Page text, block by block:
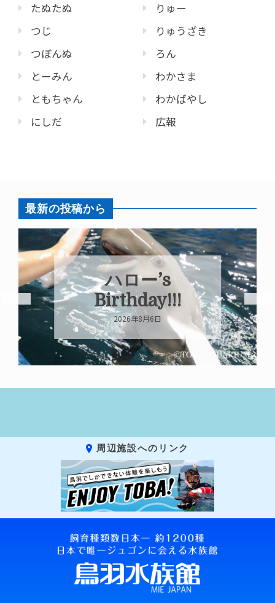
たぬたぬ
つじ
つぼんぬ
とーみん
ともちゃん
にしだ
りゅー
りゅうざき
ろん
わかさま
わかばやし
広報
最新の投稿から
ハロー’s
Birthday!!!
2026年8月6日
周辺施設へのリンク